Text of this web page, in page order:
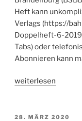
Heft kann
Verlags (https://
Doppelheft-6-
Tabs) oder
Abonnieren kann
„BSBB
gerade
weiterlesen
VERÖFFENTLICHT
28. MÄRZ 2020